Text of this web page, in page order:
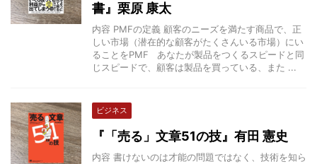
書』栗原 康太
内容 PMFの定義 顧客のニーズを満たす商品で、正
しい市場（潜在的な顧客がたくさんいる市場）にい
ることをPMF あなたが製品をつくるスピードと同
じスピードで、顧客は製品を買っている、また ...
ビジネス
『「売る」文章51の技』有田 憲史
内容 書けないのは才能の問題ではなく、技術を知ら